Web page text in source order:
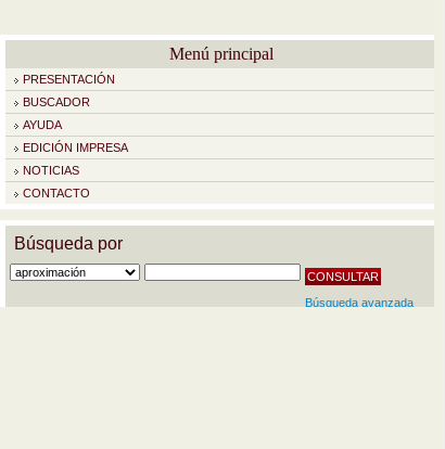
Menú principal
PRESENTACIÓN
BUSCADOR
AYUDA
EDICIÓN IMPRESA
NOTICIAS
CONTACTO
Búsqueda por
Búsqueda avanzada